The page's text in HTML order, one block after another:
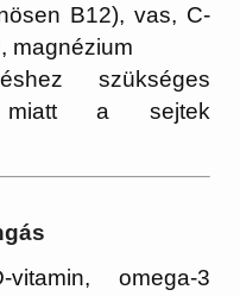
B12), vas, C-
magnézium
szükséges
miatt a sejtek
omega-3